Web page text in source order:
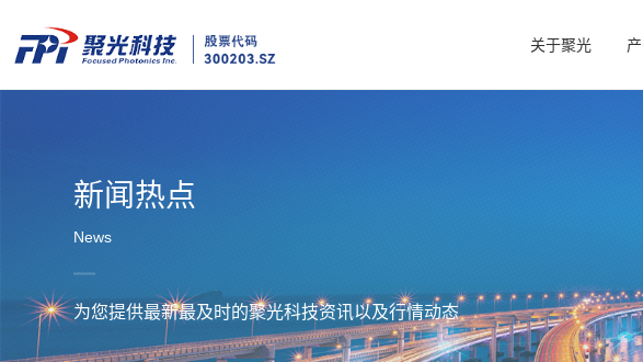
关于聚光
新闻热点
News
为您提供最新最及时的聚光科技资讯以及行情动态